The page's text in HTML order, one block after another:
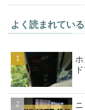
よく読まれてい